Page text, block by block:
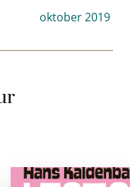
oktober 2019